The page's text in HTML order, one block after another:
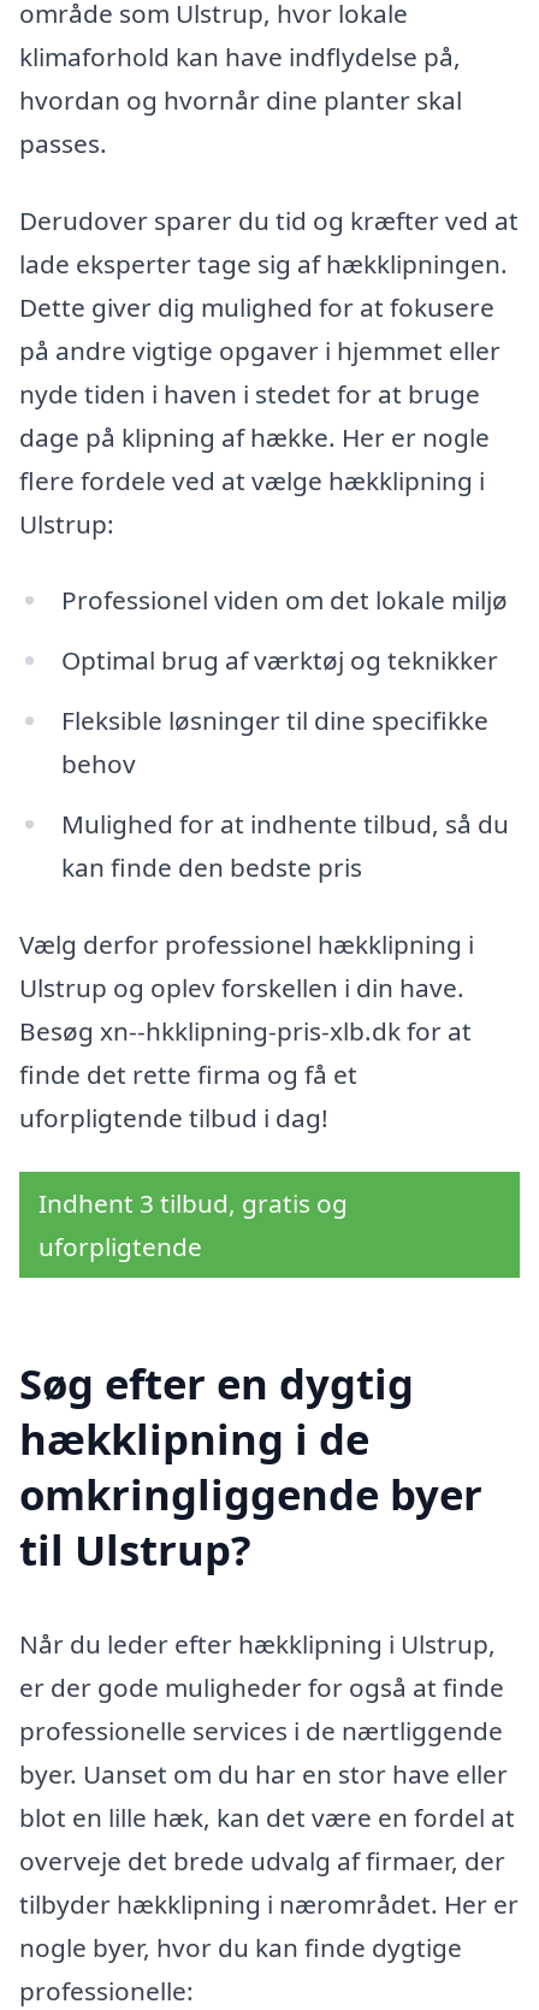
område som Ulstrup, hvor lokale
klimaforhold kan have indflydelse på,
hvordan og hvornår dine planter skal
passes.
Derudover sparer du tid og kræfter ved at
lade eksperter tage sig af hækklipningen.
Dette giver dig mulighed for at fokusere
på andre vigtige opgaver i hjemmet eller
nyde tiden i haven i stedet for at bruge
dage på klipning af hække. Her er nogle
flere fordele ved at vælge hækklipning i
Ulstrup:
Professionel viden om det lokale miljø
Optimal brug af værktøj og teknikker
Fleksible løsninger til dine specifikke
behov
Mulighed for at indhente tilbud, så du
kan finde den bedste pris
Vælg derfor professionel hækklipning i
Ulstrup og oplev forskellen i din have.
Besøg xn--hkklipning-pris-xlb.dk for at
finde det rette firma og få et
uforpligtende tilbud i dag!
Indhent 3 tilbud, gratis og
uforpligtende
Søg efter en dygtig
hækklipning i de
omkringliggende byer
til Ulstrup?
Når du leder efter hækklipning i Ulstrup,
er der gode muligheder for også at finde
professionelle services i de nærtliggende
byer. Uanset om du har en stor have eller
blot en lille hæk, kan det være en fordel at
overveje det brede udvalg af firmaer, der
tilbyder hækklipning i nærområdet. Her er
nogle byer, hvor du kan finde dygtige
professionelle: